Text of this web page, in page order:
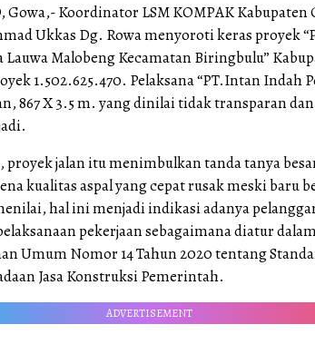
Gowa,- Koordinator LSM KOMPAK Kabupaten
Ukkas Dg. Rowa menyoroti keras proyek
Lauwa Malobeng Kecamatan Biringbulu”
1.502.625.470. Pelaksana “PT.Intan Indah
867 X 3.5 m. yang dinilai tidak transparan
proyek jalan itu menimbulkan tanda tanya
kualitas aspal yang cepat rusak meski baru
hal ini menjadi indikasi adanya
pekerjaan sebagaimana diatur
Umum Nomor 14 Tahun 2020 tentang
Jasa Konstruksi Pemerintah.
ADVERTISEMENT